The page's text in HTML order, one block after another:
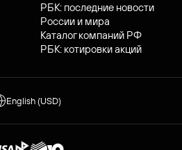
РБК: последние новости
России и мира
Каталог компаний РФ
РБК: котировки акций
English (USD)